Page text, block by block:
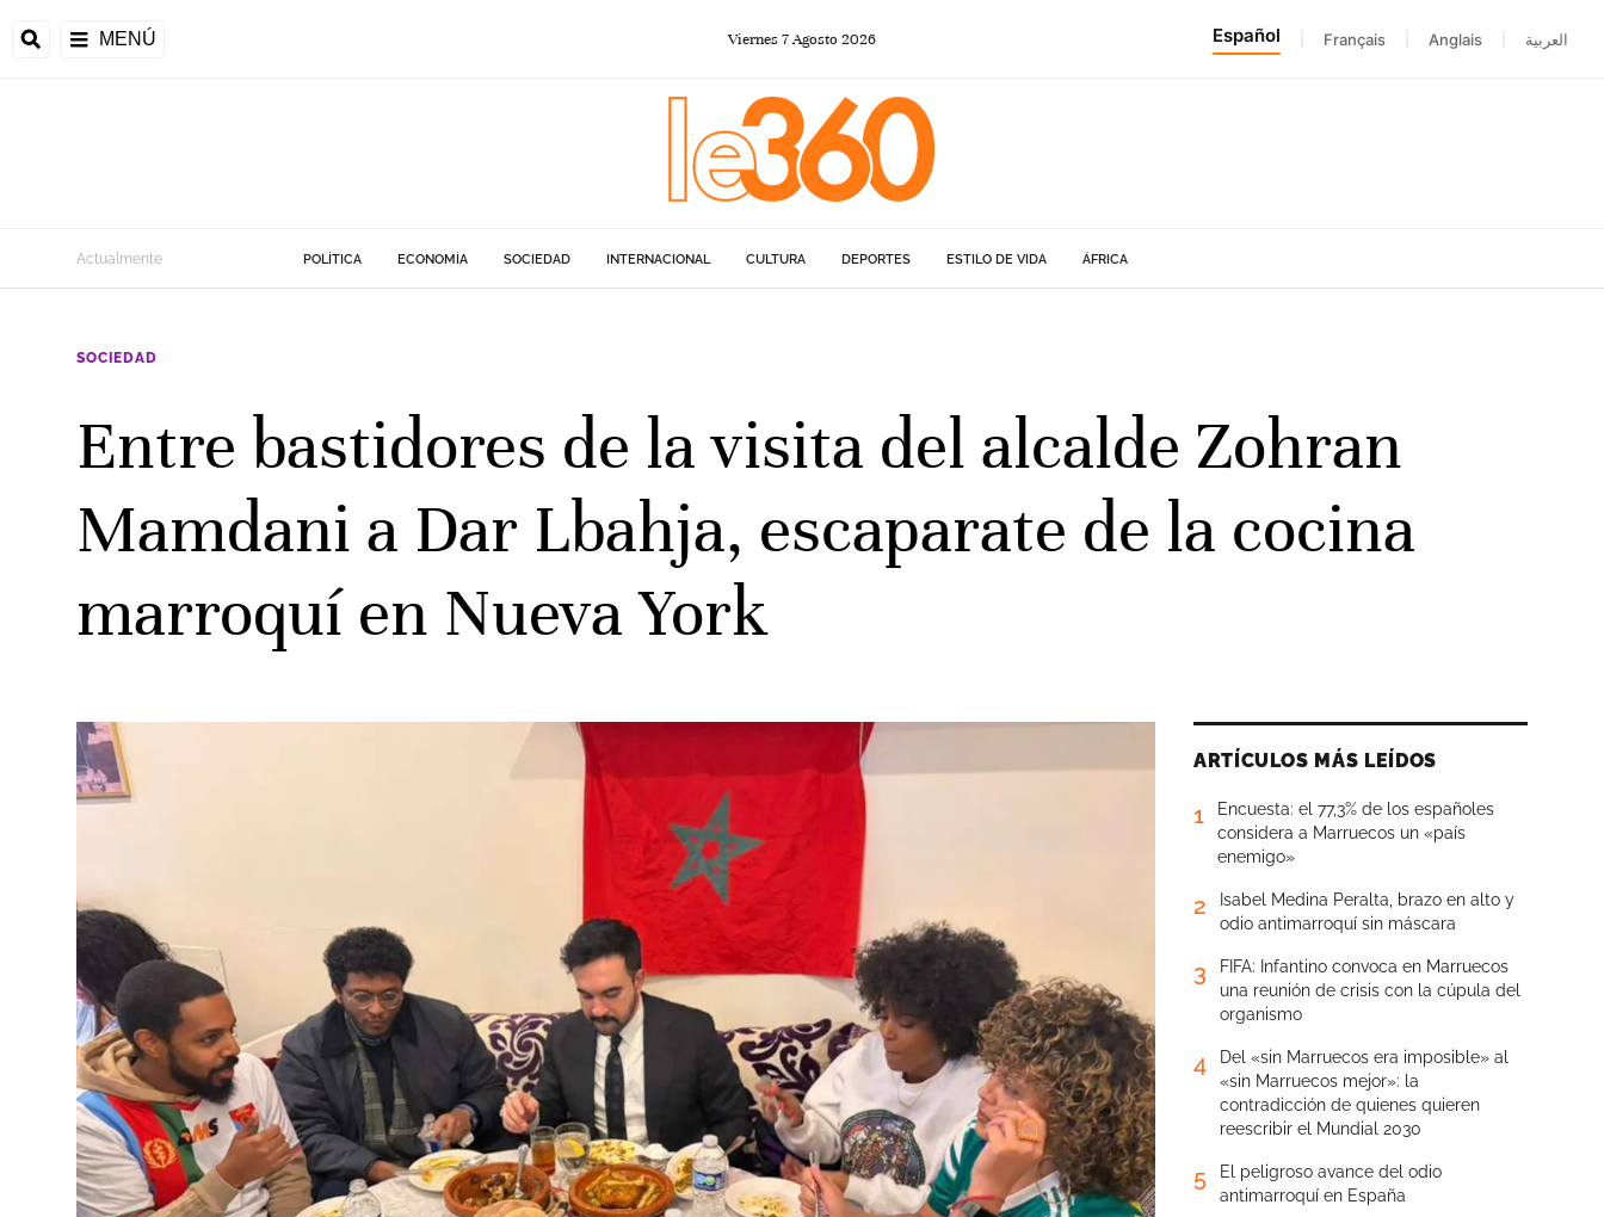
MENÚ Viernes7Agosto 2026 Español Français Anglais العربية
Actualmente POLÍTICA ECONOMÍA SOCIEDAD INTERNACIONAL CULTURA DEPORTES ESTILO DE VIDA ÁFRICA
SOCIEDAD
Entre bastidores de la visita del alcalde Zohran
Mamdani a Dar Lbahja, escaparate de la cocina
marroquí en Nueva York
ARTÍCULOS MÁS LEÍDOS
1
Encuesta: el 77,3% de los españoles
considera a Marruecos un «país
enemigo»
2
Isabel Medina Peralta, brazo en alto y
odio antimarroquí sin máscara
3
FIFA: Infantino convoca en Marruecos
una reunión de crisis con la cúpula del
organismo
4
Del «sin Marruecos era imposible» al
«sin Marruecos mejor»: la
contradicción de quienes quieren
reescribir el Mundial 2030
5
El peligroso avance del odio
antimarroquí en España